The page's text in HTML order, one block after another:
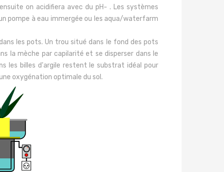
on acidifiera avec du pH- . Les systèmes
pompe à eau immergée ou les aqua/waterfarm
les pots. Un trou situé dans le fond des pots
la mèche par capilarité et se disperser dans le
les billes d'argile restent le substrat idéal pour
oxygénation optimale du sol.